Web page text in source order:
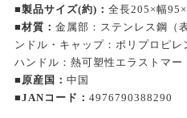
■製品サイズ(約)： 全長205×幅
■材質： 金属部：ステンレス鋼（
ンドル・キャップ：ポリプロピ
ハンドル：熱可塑性エラストマー
■原産国： 中国
■JANコード： 4976790388290